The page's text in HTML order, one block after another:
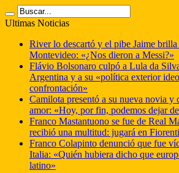
Ultimas Noticias
River lo descartó y el pibe Jaime brilla
Montevideo: «¿Nos dieron a Messi?»
Flávio Bolsonaro culpó a Lula da
Argentina y a su «política exterior
confrontación»
Camilota presentó a su nueva novia y
amor: «Hoy, por fin, podemos dejar
Franco Mastantuono se fue de Real
recibió una multitud: jugará en
Franco Colapinto denunció que fue
Italia: «Quién hubiera dicho que
latino»